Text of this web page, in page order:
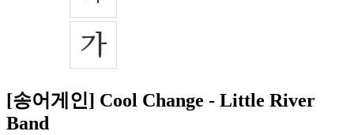
[송어게인] Cool Change - Little River
Band